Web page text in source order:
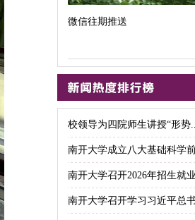
微信往期推送
校领导为四院师生讲授“形势
南开大学成立八大基础科学
南开大学召开2026年招生就
南开大学召开学习习近平总